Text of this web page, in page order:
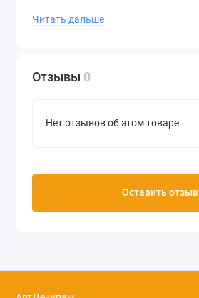
Читать дальше
Отзывы 0
Нет отзывов об этом товаре.
Оставить отзыв